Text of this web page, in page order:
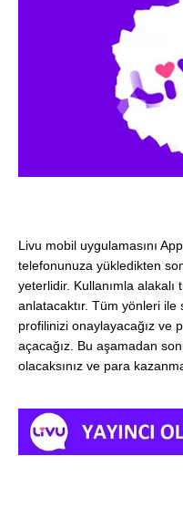
Livu mobil uygulamasını
telefonunuza yükledikten
yeterlidir. Kullanımla alakalı
anlatacaktır. Tüm yönleri ile
profilinizi onaylayacağız ve
açacağız. Bu aşamadan
olacaksınız ve para